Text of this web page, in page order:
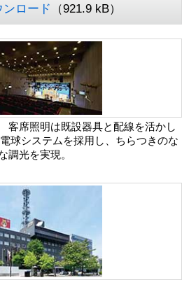
ンロード （921.9 kB）
席照明は既設器具と配線を活かし
球システムを採用し、ちらつきのな
調光を実現。